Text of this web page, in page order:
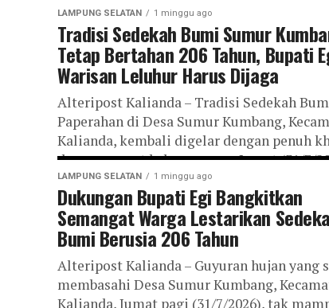
LAMPUNG SELATAN 1 minggu ago
Tradisi Sedekah Bumi Sumur
Tetap Bertahan 206 Tahun, Bupati
Warisan Leluhur Harus Dijaga
Alteripost Kalianda – Tradisi Sedekah
Paperahan di Desa Sumur Kumbang,
Kalianda, kembali digelar dengan penuh
dan semangat kebersamaan, Jumat (31/7/
Tradisi adat...
LAMPUNG SELATAN 1 minggu ago
Dukungan Bupati Egi Bangkitkan
Semangat Warga Lestarikan
Bumi Berusia 206 Tahun
Alteripost Kalianda – Guyuran hujan yang
membasahi Desa Sumur Kumbang,
Kalianda, Jumat pagi (31/7/2026), tak